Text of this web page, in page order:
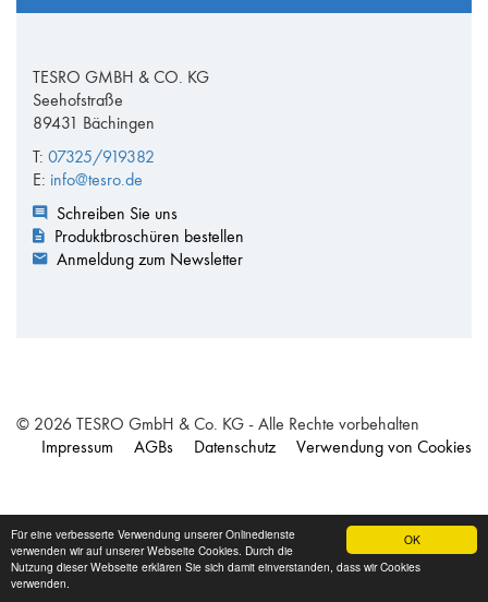
OK
Für eine verbesserte Verwendung unserer Onlinedienste
verwenden wir auf unserer Webseite Cookies. Durch die
Nutzung dieser Webseite erklären Sie sich damit einverstanden, dass wir Cookies
verwenden.
TESRO GMBH & CO. KG
Seehofstraße
89431 Bächingen
T: 07325/919382
E: info@tesro.de
Schreiben Sie uns
Produktbroschüren bestellen
Anmeldung zum Newsletter
© 2026 TESRO GmbH & Co. KG - Alle Rechte vorbehalten
Impressum
AGBs Datenschutz Verwendung von Cookies